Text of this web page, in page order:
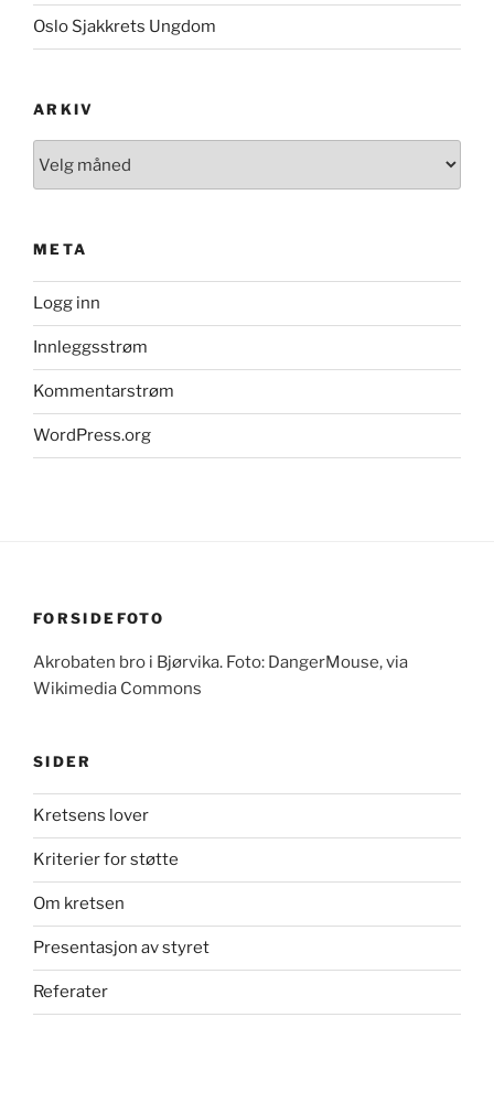
Oslo Sjakkrets Ungdom
ARKIV
META
Logg inn
Innleggsstrøm
Kommentarstrøm
WordPress.org
FORSIDEFOTO
Akrobaten bro i Bjørvika. Foto: DangerMouse, via
Wikimedia Commons
SIDER
Kretsens lover
Kriterier for støtte
Om kretsen
Presentasjon av styret
Referater